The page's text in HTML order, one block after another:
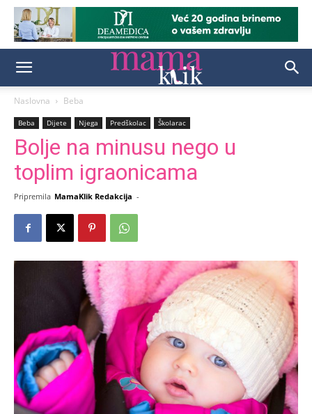
Naslovna Beba
Beba Dijete Njega Predškolac Školarac
Bolje na minusu nego u
toplim igraonicama
Pripremila MamaKlik Redakcija -